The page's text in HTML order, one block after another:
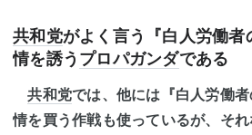
共和党がよく言う『白人労働
情を誘う プロパガンダである
共和党では、他には『白人労働
情を買う作戦も使っているが、そ